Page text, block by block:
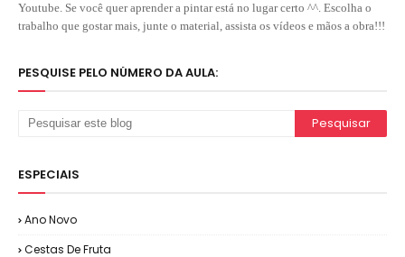
Youtube. Se você quer aprender a pintar está no lugar certo ^^. Escolha o
trabalho que gostar mais, junte o material, assista os vídeos e mãos a obra!!!
PESQUISE PELO NÚMERO DA AULA:
ESPECIAIS
Ano Novo
Cestas De Fruta